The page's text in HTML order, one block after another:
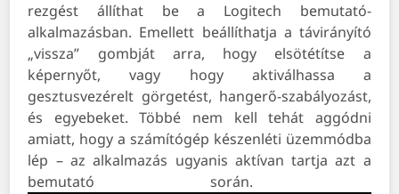
rezgést állíthat be a Logitech bemutató-
alkalmazásban. Emellett beállíthatja a távirányító
„vissza” gombját arra, hogy elsötétítse a
képernyőt, vagy hogy aktiválhassa a
gesztusvezérelt görgetést, hangerő-szabályozást,
és egyebeket. Többé nem kell tehát aggódni
amiatt, hogy a számítógép készenléti üzemmódba
lép – az alkalmazás ugyanis aktívan tartja azt a
bemutató során.